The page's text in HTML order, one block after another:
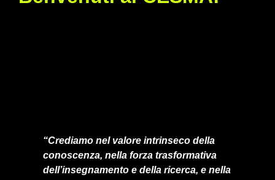
“Crediamo nel valore intrinseco della
conoscenza, nella forza trasformativa
dell’insegnamento e della ricerca, e nella